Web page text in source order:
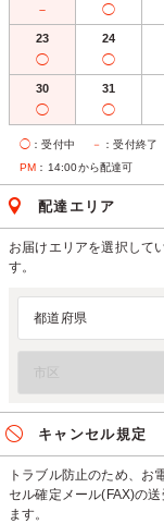
－ ◯
23
◯
24
◯
30
◯
31
◯
◯ ：受付中 － ：受付終了
PM ：14:00から配達可
配達エリア
お届けエリアを選択して
す。
キャンセル規定
トラブル防止のため、お
セル確定メール(FAX)の
ます。